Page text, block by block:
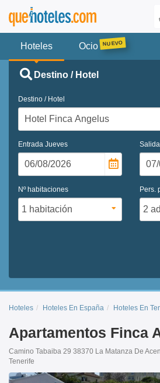
Hoteles Ocio
Destino / Hotel
Destino / Hotel
Entrada Jueves Salida
Nº habitaciones Pers.
Hoteles Hoteles En España Hoteles En
Apartamentos Finca
Camino Tabaiba 29 38370 La Matanza De
Tenerife